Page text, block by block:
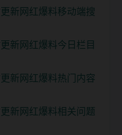
新网红爆料移动端搜
新网红爆料今日栏目
新网红爆料热门内容
新网红爆料相关问题